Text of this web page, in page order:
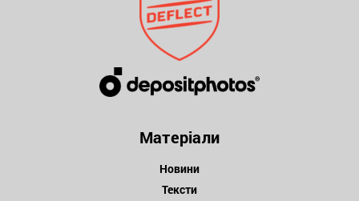
Матеріали
Новини
Тексти